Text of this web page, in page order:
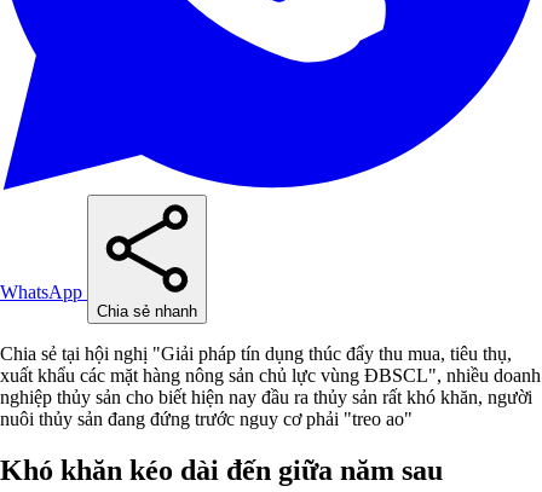
WhatsApp
Chia sẻ nhanh
Chia sẻ tại hội nghị "Giải pháp tín dụng thúc đẩy thu mua, tiêu thụ,
xuất khẩu các mặt hàng nông sản chủ lực vùng ĐBSCL", nhiều doanh
nghiệp thủy sản cho biết hiện nay đầu ra thủy sản rất khó khăn, người
nuôi thủy sản đang đứng trước nguy cơ phải "treo ao"
Khó khăn kéo dài đến giữa năm sau